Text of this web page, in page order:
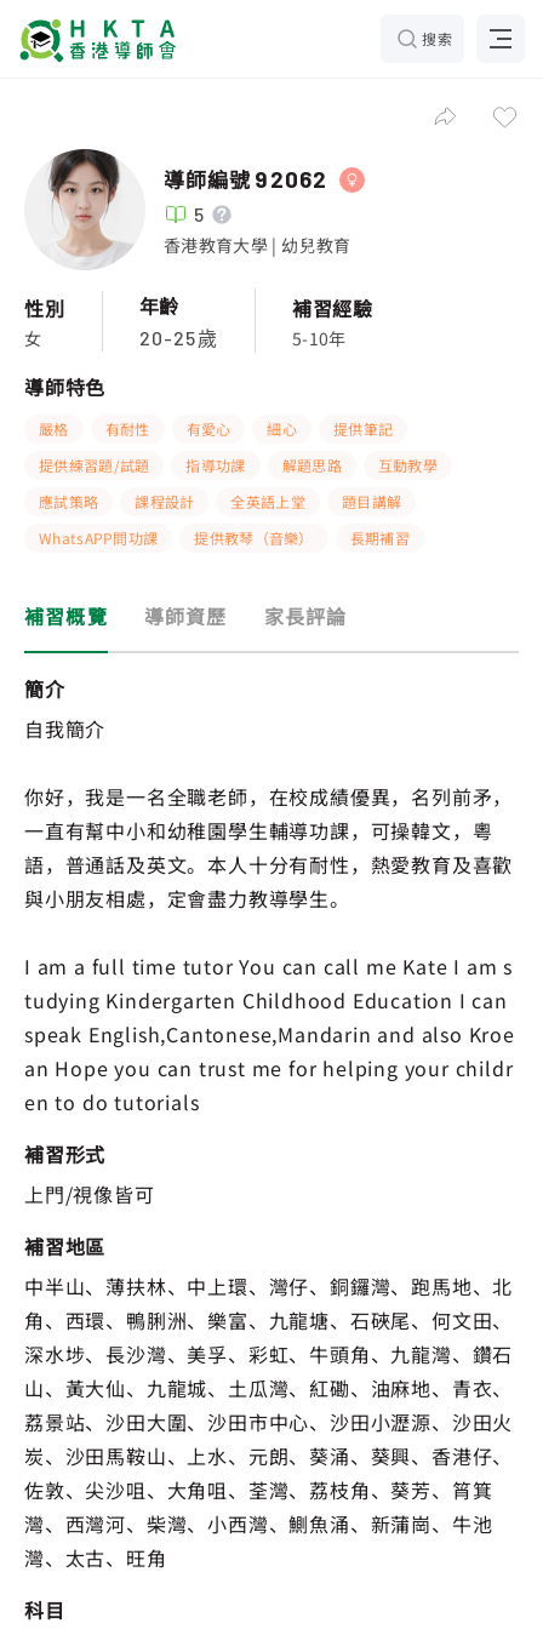
搜索
導師編號 92062
5
香港教育大學 | 幼兒教育
性別
女
年齡
20-25歲
補習經驗
5-10年
導師特色
嚴格 有耐性 有愛心 細心
提供筆記
提供練習題/試題
指導功課 解題思路
互動教學
應試策略
課程設計 全英語上堂
題目講解
WhatsAPP問功課
提供教琴（音樂） 長期補習
補習概覽 導師資歷 家長評論
簡介
自我簡介
你好，我是一名全職老師，在校成績優異，名列前矛，
一直有幫中小和幼稚園學生輔導功課，可操韓文，粵
語，普通話及英文。本人十分有耐性，熱愛教育及喜歡
與小朋友相處，定會盡力教導學生。
I am a full time tutor You can call me Kate I am s
tudying Kindergarten Childhood Education I can
speak English,Cantonese,Mandarin and also Kroe
an Hope you can trust me for helping your childr
en to do tutorials
補習形式
上門/視像皆可
補習地區
中半山、薄扶林、中上環、灣仔、銅鑼灣、跑馬地、北
角、西環、鴨脷洲、樂富、九龍塘、石硤尾、何文田、
深水埗、長沙灣、美孚、彩虹、牛頭角、九龍灣、鑽石
山、黃大仙、九龍城、土瓜灣、紅磡、油麻地、青衣、
荔景站、沙田大圍、沙田市中心、沙田小瀝源、沙田火
炭、沙田馬鞍山、上水、元朗、葵涌、葵興、香港仔、
佐敦、尖沙咀、大角咀、荃灣、荔枝角、葵芳、筲箕
灣、西灣河、柴灣、小西灣、鰂魚涌、新蒲崗、牛池
灣、太古、旺角
科目